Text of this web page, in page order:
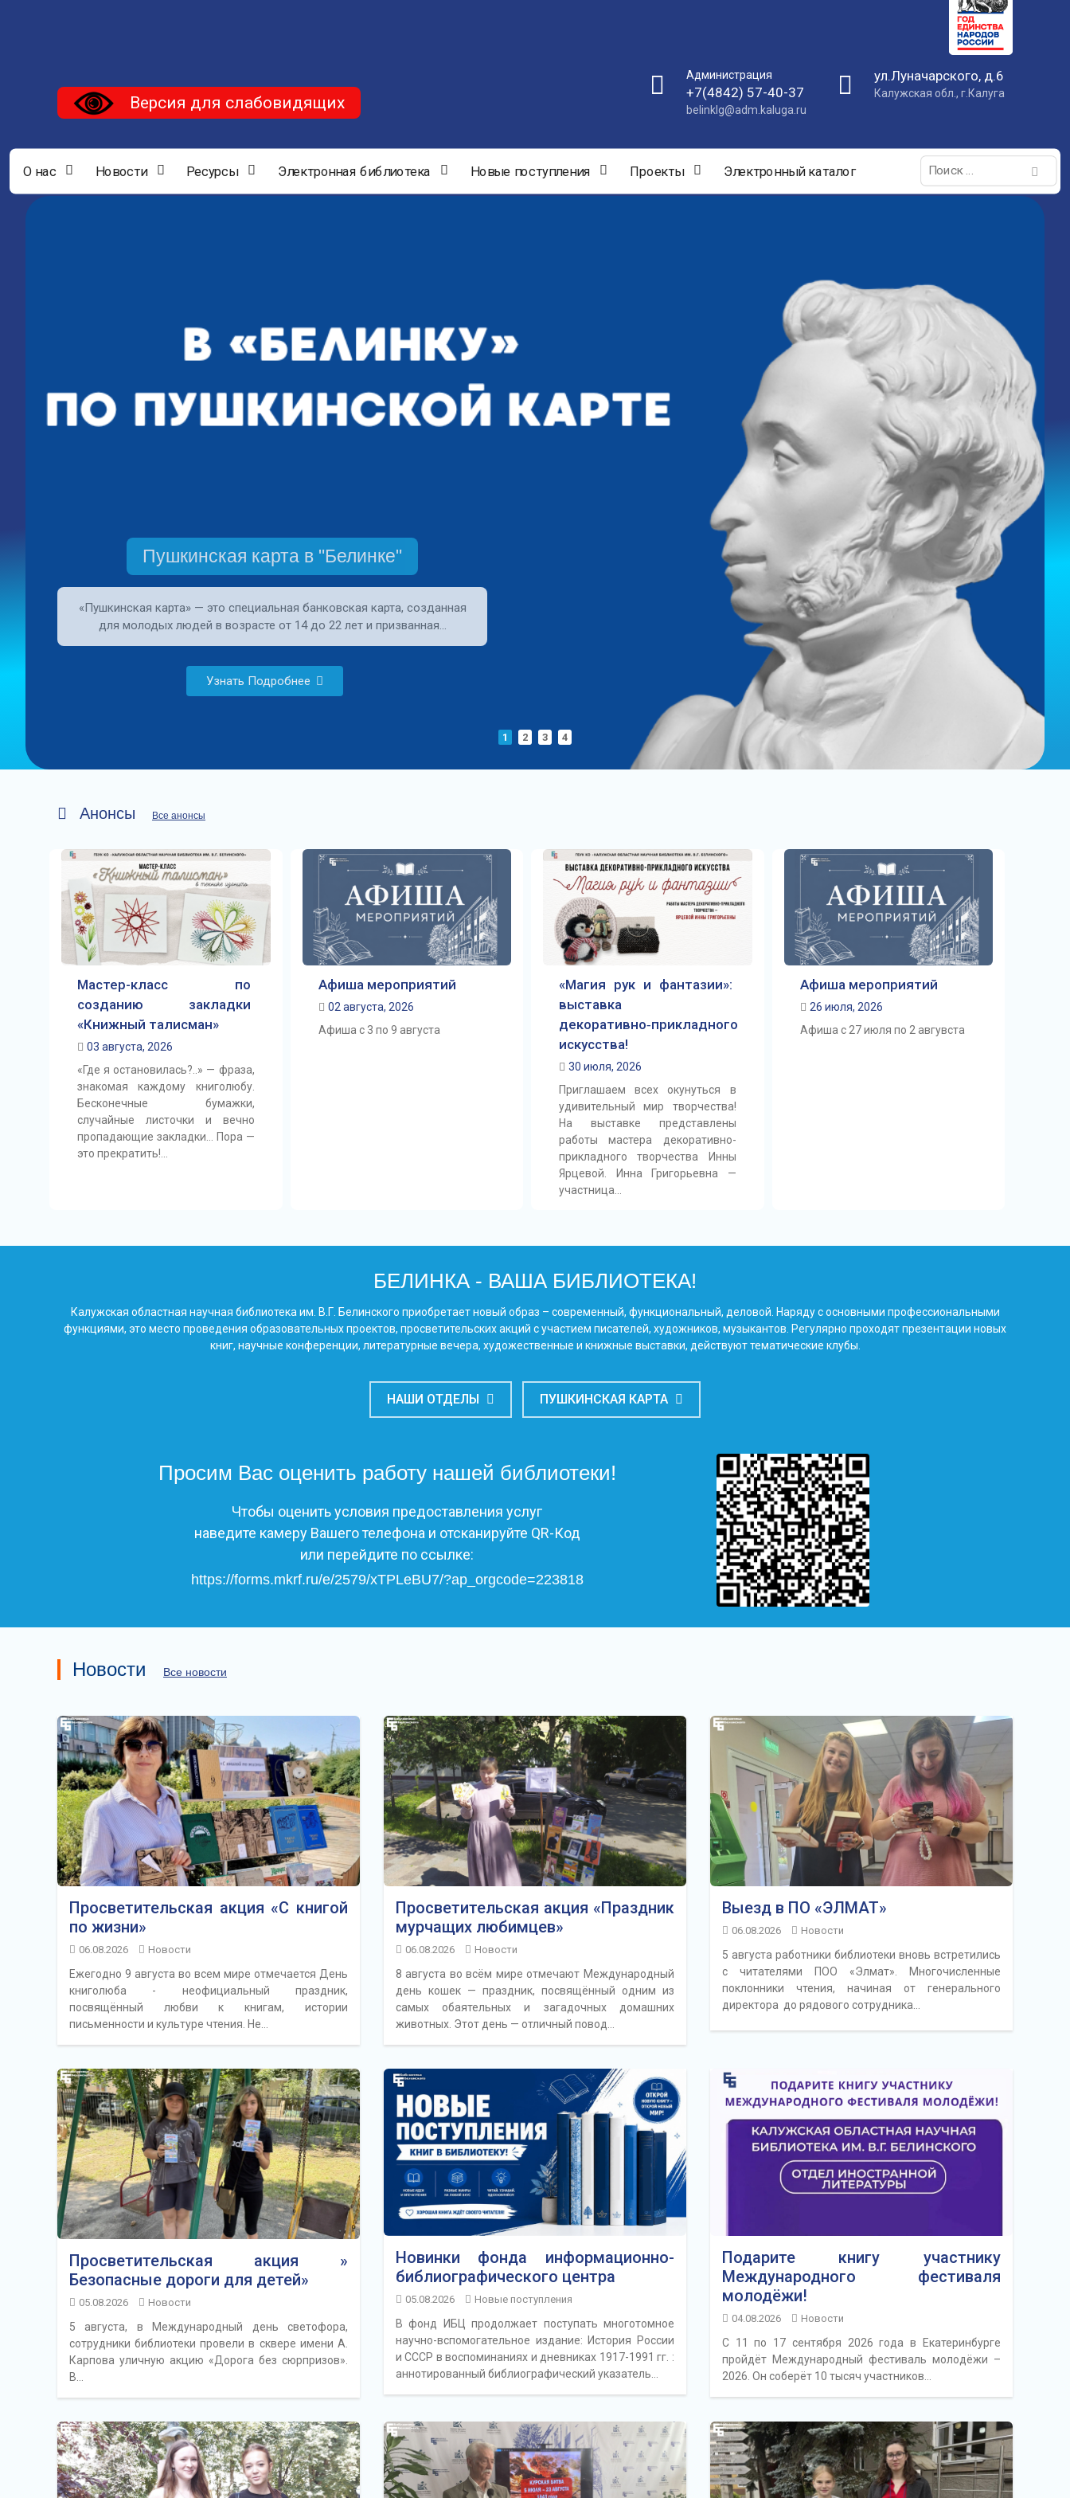
Администрация
+7(4842) 57-40-37
belinklg@adm.kaluga.ru
ул.Луначарского, д.6
Калужская обл., г.Калуга
Версия для слабовидящих
О нас Новости Ресурсы Электронная библиотека Новые поступления Проекты Электронный каталог
Поиск:
1 2 3 4
Пушкинская карта в "Белинке"
«Пушкинская карта» — это специальная банковская карта, созданная
для молодых людей в возрасте от 14 до 22 лет и призванная…
Узнать Подробнее
Анонсы Все анонсы
Мастер-класс по
созданию закладки
«Книжный талисман»
03 августа, 2026
«Где я остановилась?..» — фраза,
знакомая каждому книголюбу.
Бесконечные бумажки,
случайные листочки и вечно
пропадающие закладки… Пора —
это прекратить!…
Афиша мероприятий
02 августа, 2026
Афиша с 3 по 9 августа
«Магия рук и фантазии»:
выставка
декоративно‑прикладного
искусства!
30 июля, 2026
Приглашаем всех окунуться в
удивительный мир творчества!
На выставке представлены
работы мастера декоративно-
прикладного творчества Инны
Ярцевой. Инна Григорьевна —
участница…
Афиша мероприятий
26 июля, 2026
Афиша с 27 июля по 2 авгувста
БЕЛИНКА - ВАША БИБЛИОТЕКА!
Калужская областная научная библиотека им. В.Г. Белинского приобретает новый образ – современный, функциональный, деловой. Наряду с основными профессиональными
функциями, это место проведения образовательных проектов, просветительских акций с участием писателей, художников, музыкантов. Регулярно проходят презентации новых
книг, научные конференции, литературные вечера, художественные и книжные выставки, действуют тематические клубы.
НАШИ ОТДЕЛЫ ПУШКИНСКАЯ КАРТА
Просим Вас оценить работу нашей библиотеки!
Чтобы оценить условия предоставления услуг
наведите камеру Вашего телефона и отсканируйте QR-Код
или перейдите по ссылке:
https://forms.mkrf.ru/e/2579/xTPLeBU7/?ap_orgcode=223818
Новости Все новости
Просветительская акция «С книгой
по жизни»
06.08.2026 Новости
Ежегодно 9 августа во всем мире отмечается День
книголюба - неофициальный праздник,
посвящённый любви к книгам, истории
письменности и культуре чтения. Не…
Просветительская акция «Праздник
мурчащих любимцев»
06.08.2026 Новости
8 августа во всём мире отмечают Международный
день кошек — праздник, посвящённый одним из
самых обаятельных и загадочных домашних
животных. Этот день — отличный повод…
Выезд в ПО «ЭЛМАТ»
06.08.2026 Новости
5 августа работники библиотеки вновь встретились
с читателями ПОО «Элмат». Многочисленные
поклонники чтения, начиная от генерального
директора до рядового сотрудника…
Просветительская акция »
Безопасные дороги для детей»
05.08.2026 Новости
5 августа, в Международный день светофора,
сотрудники библиотеки провели в сквере имени А.
Карпова уличную акцию «Дорога без сюрпризов».
В…
Новинки фонда информационно-
библиографического центра
05.08.2026 Новые поступления
В фонд ИБЦ продолжает поступать многотомное
научно-вспомогательное издание: История России
и СССР в воспоминаниях и дневниках 1917-1991 гг. :
аннотированный библиографический указатель…
Подарите книгу участнику
Международного фестиваля
молодёжи!
04.08.2026 Новости
С 11 по 17 сентября 2026 года в Екатеринбурге
пройдёт Международный фестиваль молодёжи –
2026. Он соберёт 10 тысяч участников…